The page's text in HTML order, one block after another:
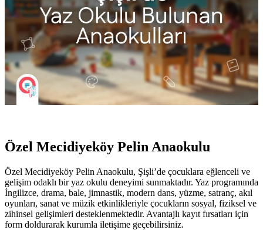
Özel Mecidiyeköy Pelin Anaokulu
Özel Mecidiyeköy Pelin Anaokulu, Şişli’de çocuklara eğlenceli ve
gelişim odaklı bir yaz okulu deneyimi sunmaktadır. Yaz programında
İngilizce, drama, bale, jimnastik, modern dans, yüzme, satranç, akıl
oyunları, sanat ve müzik etkinlikleriyle çocukların sosyal, fiziksel ve
zihinsel gelişimleri desteklenmektedir. Avantajlı kayıt fırsatları için
form doldurarak kurumla iletişime geçebilirsiniz.